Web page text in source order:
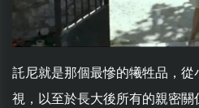
託尼就是那個最慘的犧牲品，
視，以至於長大後所有的親密關